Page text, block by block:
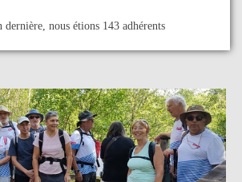
dernière , nous étions 143 adhérents